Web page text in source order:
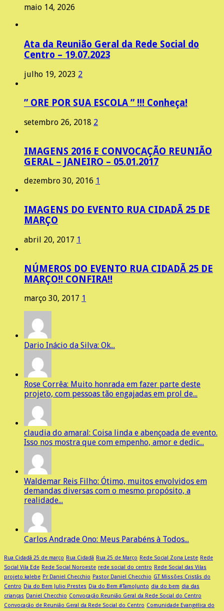
maio 14, 2026
Ata da Reunião Geral da Rede Social do
Centro – 19.07.2023
julho 19, 2023 2
” ORE POR SUA ESCOLA ” !!! Conheça!
setembro 26, 2018 2
IMAGENS 2016 E CONVOCAÇÃO REUNIÃO
GERAL – JANEIRO – 05.01.2017
dezembro 30, 2016 1
IMAGENS DO EVENTO RUA CIDADÃ 25 DE
MARÇO
abril 20, 2017 1
NÚMEROS DO EVENTO RUA CIDADÃ 25 DE
MARÇO!! CONFIRA!!
março 30, 2017 1
Dario Inácio da Silva: Ok...
Rose Corrêa: Muito honrada em fazer parte deste
projeto, com pessoas tão engajadas em prol de...
claudia do amaral: Coisa linda e abençoada de evento.
Isso nos mostra que com empenho, amor e dedic...
Waldemar Reis Filho: Ótimo, muitos envolvidos em
demandas diversas com o mesmo propósito, a
realidade...
Carlos Andrade Ono: Meus Parabéns à Todos...
Rua Cidadã 25 de março Rua Cidadã Rua 25 de Março Rede Social Zona Leste Rede
Social Vila Ede Rede Social Noroeste rede social do centro Rede Social das Vilas
projeto kalebe Pr Daniel Checchio Pastor Daniel Checchio GT Missões Cristãs do
Centro Dia do Bem Julio Prestes Dia do Bem #TamoJunto dia do bem dia das
crianças Daniel Checchio Convocação Reunião Geral da Rede Social do Centro
Convocação de Reunião Geral da Rede Social do Centro Comunidade Evangélica do